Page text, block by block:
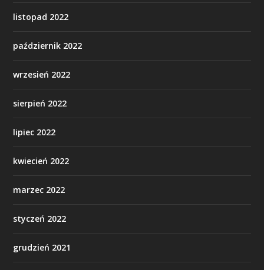
listopad 2022
październik 2022
wrzesień 2022
sierpień 2022
lipiec 2022
kwiecień 2022
marzec 2022
styczeń 2022
grudzień 2021